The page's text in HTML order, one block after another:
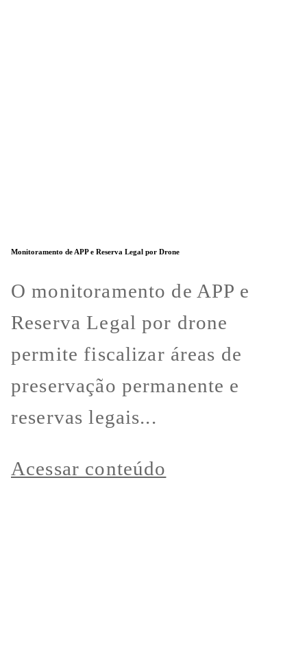
Monitoramento de APP e Reserva Legal por Drone
O monitoramento de APP e
Reserva Legal por drone
permite fiscalizar áreas de
preservação permanente e
reservas legais...
Acessar conteúdo